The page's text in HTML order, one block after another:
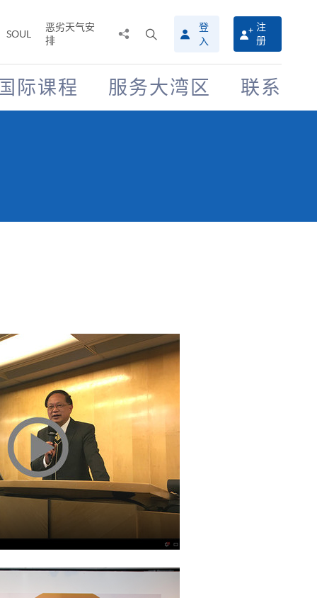
SOUL
恶劣天气安
排
搜
寻
介
面
登
入
注
册
际课程 服务大湾区 联系